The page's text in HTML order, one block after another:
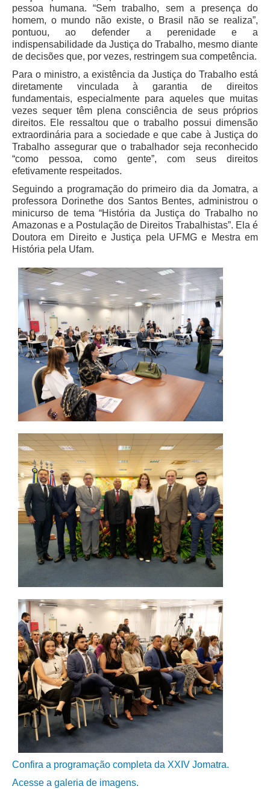
Suspensão e Prorrogação de Prazos
Busca Geral
Portal de Doações do TRT11
Estatísticas
Pesquisa de metas Nacionais
Acessibilidade
Editais de Credenciamento
Pontos de Inclusão Digital
Monitoramento do Serviços de TIC
Conexão Inclusiva
Inscrições
Informe de Rendimentos - 2026
Notícias
Todas as Notícias
Buscar Notícias
Comunicados
Campanhas
Galeria de Fotos
Redes Sociais
Fale com a Comunicação
Logomarca
Jurisprudência
Consulta Jurisprudencial
Falcão - Busca por Jurisprudência
Pangea - precedentes qualificados
Súmulas
Precedentes e Ações Coletivas
Centro de Inteligência
Assédio Eleitoral
Transparência
Portal Transparência
Gestão
Audiências e Sessões
Serviço de Informação ao Cidadão
Ouvidoria
Tecnologia da Informação e Comunicação
pessoa humana. “Sem trabalho, sem a presença do
homem, o mundo não existe, o Brasil não se realiza”,
pontuou, ao defender a perenidade e a
indispensabilidade da Justiça do Trabalho, mesmo diante
de decisões que, por vezes, restringem sua competência.
Para o ministro, a existência da Justiça do Trabalho está
diretamente vinculada à garantia de direitos
fundamentais, especialmente para aqueles que muitas
vezes sequer têm plena consciência de seus próprios
direitos. Ele ressaltou que o trabalho possui dimensão
extraordinária para a sociedade e que cabe à Justiça do
Trabalho assegurar que o trabalhador seja reconhecido
“como pessoa, como gente”, com seus direitos
efetivamente respeitados.
Seguindo a programação do primeiro dia da Jomatra, a
professora Dorinethe dos Santos Bentes, administrou o
minicurso de tema “História da Justiça do Trabalho no
Amazonas e a Postulação de Direitos Trabalhistas”. Ela é
Doutora em Direito e Justiça pela UFMG e Mestra em
História pela Ufam.
Confira a programação completa da XXIV Jomatra.
Acesse a galeria de imagens.